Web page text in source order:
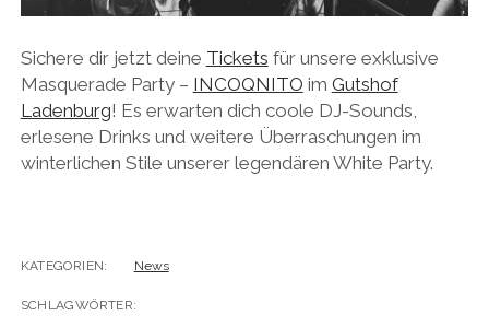
Sichere dir jetzt deine Tickets für unsere exklusive
Masquerade Party – INCOQNITO im Gutshof
Ladenburg! Es erwarten dich coole DJ-Sounds,
erlesene Drinks und weitere Überraschungen im
winterlichen Stile unserer legendären White Party.
KATEGORIEN: News
SCHLAGWÖRTER: